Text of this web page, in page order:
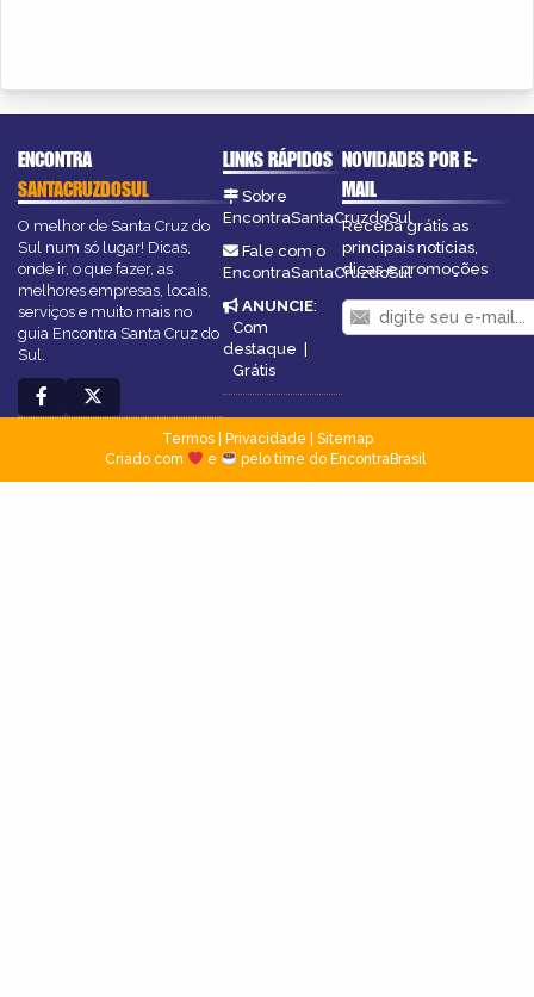
ENCONTRA
SANTACRUZDOSUL
O melhor de Santa Cruz do
Sul num só lugar! Dicas,
onde ir, o que fazer, as
melhores empresas, locais,
serviços e muito mais no
guia Encontra Santa Cruz do
Sul.
LINKS RÁPIDOS
Sobre
EncontraSantaCruzdoSul
Fale com o
EncontraSantaCruzdoSul
ANUNCIE:
Com
destaque |
Grátis
NOVIDADES POR E-
MAIL
Receba grátis as
principais notícias,
dicas e promoções
Termos| Privacidade
Sitemap
Criado com
e pelo time do EncontraBrasil